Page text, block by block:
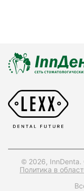
© 2026, InnDenta.
Политика в